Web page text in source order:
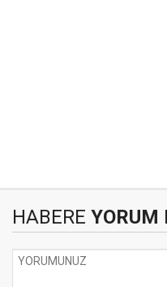
HABERE YORUM